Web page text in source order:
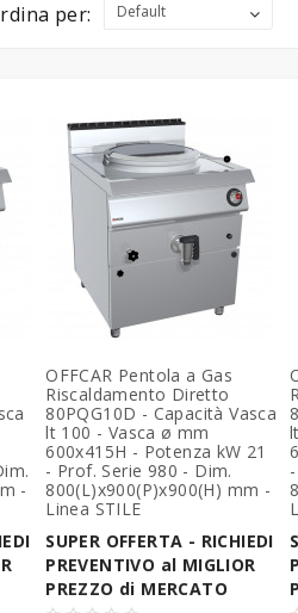
per:
-
OFFCAR Pentola a Gas
Riscaldamento Diretto
80PQG10D - Capacità Vasca
lt 100 - Vasca ø mm
600x415H - Potenza kW 21
- Prof. Serie 980 - Dim.
800(L)x900(P)x900(H) mm -
Linea STILE
SUPER OFFERTA - RICHIEDI
PREVENTIVO al MIGLIOR
PREZZO di MERCATO